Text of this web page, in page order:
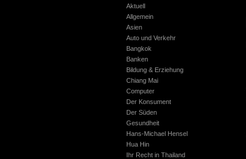
Aktuell
Allgemein
Asien
Auto und Verkehr
Bangkok
Banken
Bildung & Erziehung
Chiang Mai
Computer
Der Konsument
Der Süden
Gesundheit
Hans-Michael Hensel
Hua Hin
Ihr Recht in Thailand